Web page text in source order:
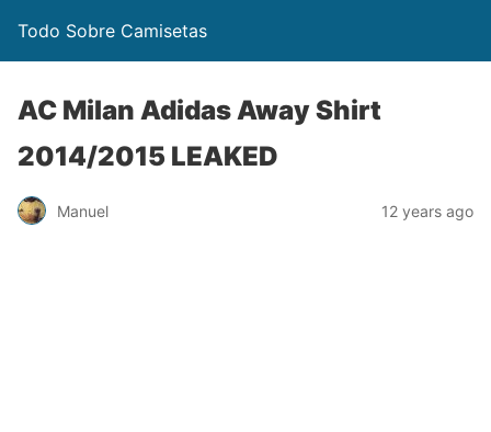
Todo Sobre Camisetas
AC Milan Adidas Away Shirt
2014/2015 LEAKED
Manuel 12 years ago